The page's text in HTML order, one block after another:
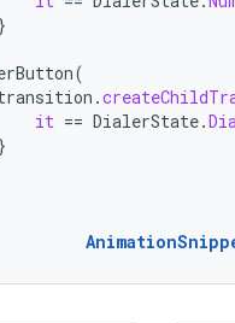
}
(
.
it == DialerState.
}